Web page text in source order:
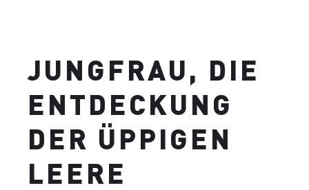
JUNGFRAU, DIE
ENTDECKUNG
DER ÜPPIGEN
LEERE